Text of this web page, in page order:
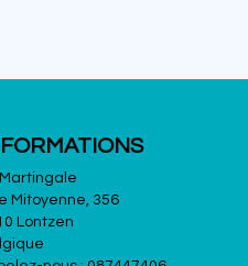
Mitoyenne, 356
Lontzen